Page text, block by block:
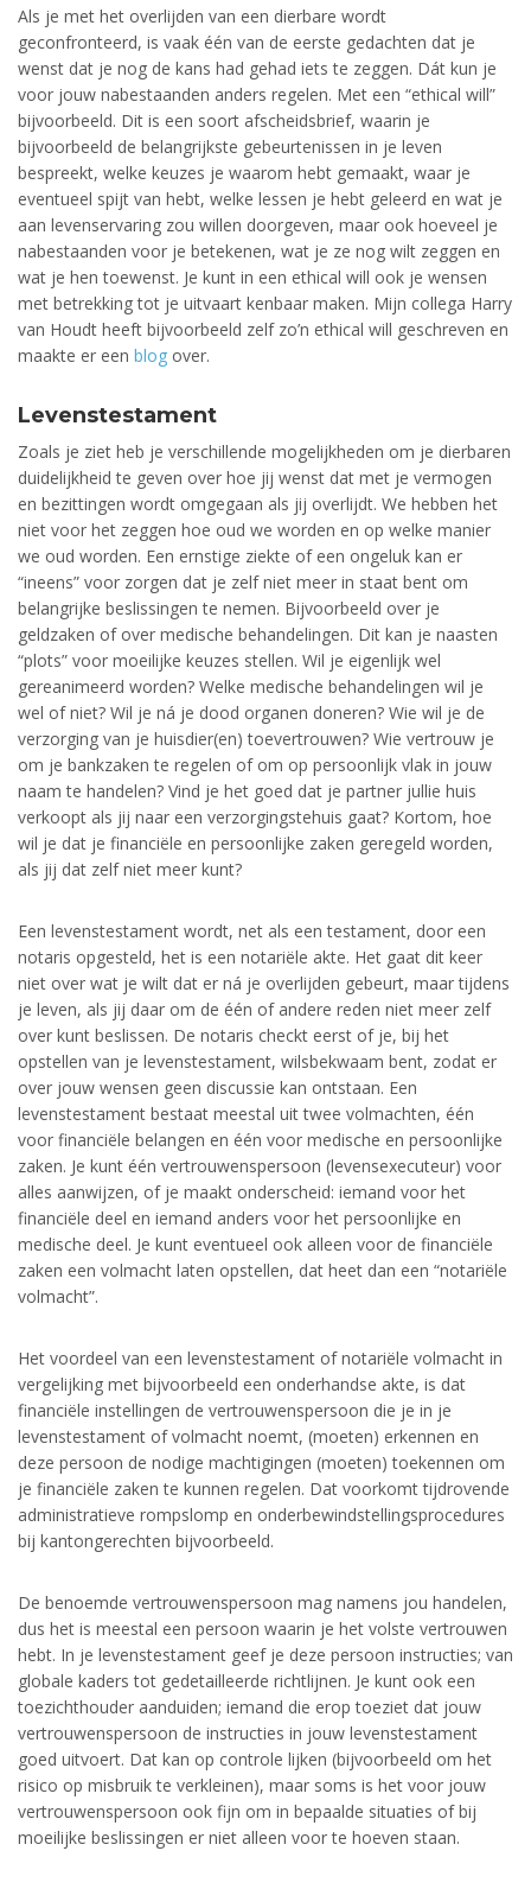
Als je met het overlijden van een dierbare wordt
geconfronteerd, is vaak één van de eerste gedachten dat je
wenst dat je nog de kans had gehad iets te zeggen. Dát kun je
voor jouw nabestaanden anders regelen. Met een “ethical will”
bijvoorbeeld. Dit is een soort afscheidsbrief, waarin je
bijvoorbeeld de belangrijkste gebeurtenissen in je leven
bespreekt, welke keuzes je waarom hebt gemaakt, waar je
eventueel spijt van hebt, welke lessen je hebt geleerd en wat je
aan levenservaring zou willen doorgeven, maar ook hoeveel je
nabestaanden voor je betekenen, wat je ze nog wilt zeggen en
wat je hen toewenst. Je kunt in een ethical will ook je wensen
met betrekking tot je uitvaart kenbaar maken. Mijn collega Harry
van Houdt heeft bijvoorbeeld zelf zo’n ethical will geschreven en
maakte er een blog over.
Levenstestament
Zoals je ziet heb je verschillende mogelijkheden om je dierbaren
duidelijkheid te geven over hoe jij wenst dat met je vermogen
en bezittingen wordt omgegaan als jij overlijdt. We hebben het
niet voor het zeggen hoe oud we worden en op welke manier
we oud worden. Een ernstige ziekte of een ongeluk kan er
“ineens” voor zorgen dat je zelf niet meer in staat bent om
belangrijke beslissingen te nemen. Bijvoorbeeld over je
geldzaken of over medische behandelingen. Dit kan je naasten
“plots” voor moeilijke keuzes stellen. Wil je eigenlijk wel
gereanimeerd worden? Welke medische behandelingen wil je
wel of niet? Wil je ná je dood organen doneren? Wie wil je de
verzorging van je huisdier(en) toevertrouwen? Wie vertrouw je
om je bankzaken te regelen of om op persoonlijk vlak in jouw
naam te handelen? Vind je het goed dat je partner jullie huis
verkoopt als jij naar een verzorgingstehuis gaat? Kortom, hoe
wil je dat je financiële en persoonlijke zaken geregeld worden,
als jij dat zelf niet meer kunt?
Een levenstestament wordt, net als een testament, door een
notaris opgesteld, het is een notariële akte. Het gaat dit keer
niet over wat je wilt dat er ná je overlijden gebeurt, maar tijdens
je leven, als jij daar om de één of andere reden niet meer zelf
over kunt beslissen. De notaris checkt eerst of je, bij het
opstellen van je levenstestament, wilsbekwaam bent, zodat er
over jouw wensen geen discussie kan ontstaan. Een
levenstestament bestaat meestal uit twee volmachten, één
voor financiële belangen en één voor medische en persoonlijke
zaken. Je kunt één vertrouwenspersoon (levensexecuteur) voor
alles aanwijzen, of je maakt onderscheid: iemand voor het
financiële deel en iemand anders voor het persoonlijke en
medische deel. Je kunt eventueel ook alleen voor de financiële
zaken een volmacht laten opstellen, dat heet dan een “notariële
volmacht”.
Het voordeel van een levenstestament of notariële volmacht in
vergelijking met bijvoorbeeld een onderhandse akte, is dat
financiële instellingen de vertrouwenspersoon die je in je
levenstestament of volmacht noemt, (moeten) erkennen en
deze persoon de nodige machtigingen (moeten) toekennen om
je financiële zaken te kunnen regelen. Dat voorkomt tijdrovende
administratieve rompslomp en onderbewindstellingsprocedures
bij kantongerechten bijvoorbeeld.
De benoemde vertrouwenspersoon mag namens jou handelen,
dus het is meestal een persoon waarin je het volste vertrouwen
hebt. In je levenstestament geef je deze persoon instructies; van
globale kaders tot gedetailleerde richtlijnen. Je kunt ook een
toezichthouder aanduiden; iemand die erop toeziet dat jouw
vertrouwenspersoon de instructies in jouw levenstestament
goed uitvoert. Dat kan op controle lijken (bijvoorbeeld om het
risico op misbruik te verkleinen), maar soms is het voor jouw
vertrouwenspersoon ook fijn om in bepaalde situaties of bij
moeilijke beslissingen er niet alleen voor te hoeven staan.